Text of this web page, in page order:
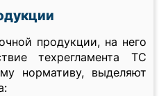
продукции, на него
техрегламента ТС
нормативу, выделяют